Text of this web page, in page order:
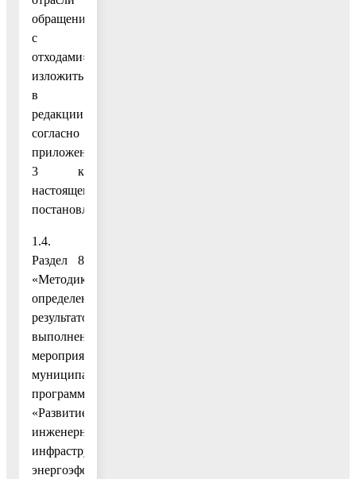
обращения
с
отходами»,
изложить
в
редакции
согласно
приложению
3 к
настоящему
постановлению;
1.4.
Раздел 8
«Методика
определения
результатов
выполнения
мероприятий
муниципальной
программы
«Развитие
инженерной
инфраструктуры,
энергоэффективности